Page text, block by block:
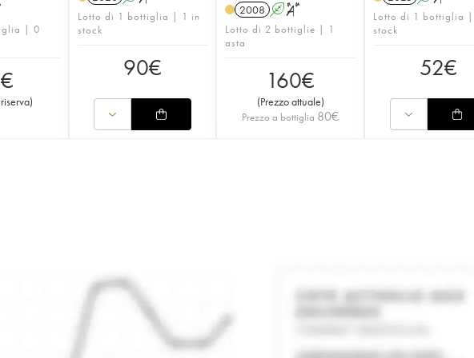
| 0
€
)
Lotto di 1 bottiglia | 1 in
stock
90€
2008 A S
Lotto di 2 bottiglie | 1
asta
160€
(Prezzo attuale)
Prezzo a bottiglia 80€
Lotto di 1 bottiglia
stock
52€